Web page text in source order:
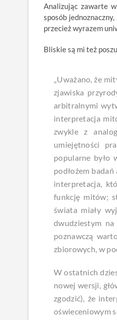
Analizując zawarte
sposób
przecież wyrazem
Bliskie są mi też
„Uważano, że
zjawiska
arbitralnymi
interpretacja
zwykle z
umiejętności
popularne było
podłożem
interpretacja,
funkcję mitów;
świata miały
dwudziestym
poznawczą
zbiorowych, w
W ostatnich
nowej wersji,
zgodzić), że
oświeceniowym